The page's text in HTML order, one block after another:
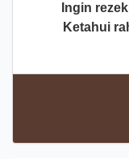
Ingin
Ketahui